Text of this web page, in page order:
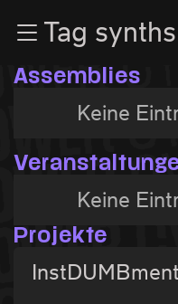
Zum InhaltTag synths
Assemblies
Keine
Keine
Projekte